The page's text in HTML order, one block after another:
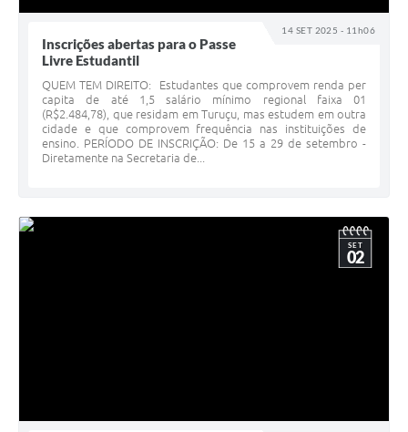
14 SET 2025 - 11h06
Inscrições abertas para o Passe
Livre Estudantil
QUEM TEM DIREITO: Estudantes que comprovem renda per
capita de até 1,5 salário mínimo regional faixa 01
(R$2.484,78), que residam em Turuçu, mas estudem em outra
cidade e que comprovem frequência nas instituições de
ensino. PERÍODO DE INSCRIÇÃO: De 15 a 29 de setembro -
Diretamente na Secretaria de...
SET
02